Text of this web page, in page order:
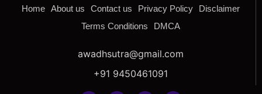
Home About us Contact us Privacy Policy
Disclaimer
Terms Conditions
DMCA
awadhsutra@gmail.com
+91 9450461091